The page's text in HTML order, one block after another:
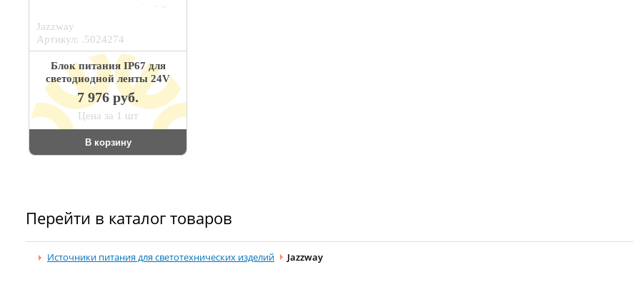
Jazzway
Артикул: .5024274
Блок питания IP67 для
светодиодной ленты 24V
7 976 руб.
Цена за 1 шт
В корзину
Перейти в каталог товаров
Источники питания для светотехнических изделий Jazzway